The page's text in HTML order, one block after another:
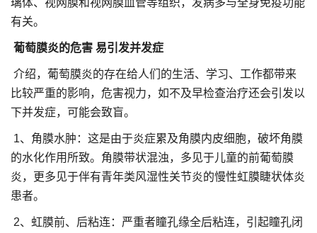
璃体、视网膜和视网膜血管等组织，发病多与全身免疫功能
有关。
葡萄膜炎的危害 易引发并发症
介绍，葡萄膜炎的存在给人们的生活、学习、工作都带来
比较严重的影响，危害视力，如不及早检查治疗还会引发以
下并发症，可能会致盲。
1、角膜水肿：这是由于炎症累及角膜内皮细胞，破坏角膜
的水化作用所致。角膜带状混浊，多见于儿童的前葡萄膜
炎，更多见于伴有青年类风湿性关节炎的慢性虹膜睫状体炎
患者。
2、虹膜前、后粘连：严重者瞳孔缘全后粘连，引起瞳孔闭